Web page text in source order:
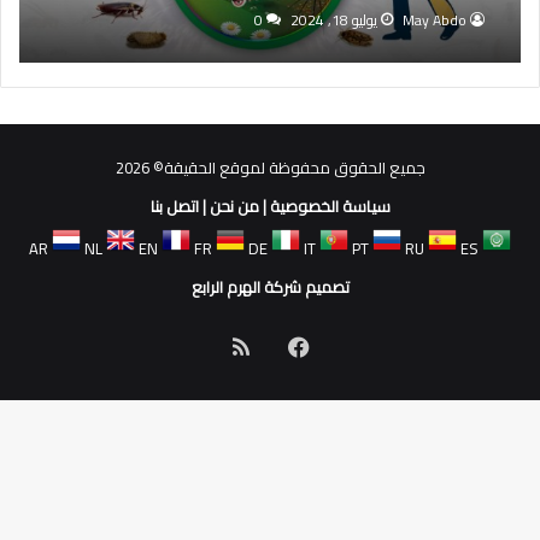
May Abdo يوليو 18, 2024 0
جميع الحقوق محفوظة لموقع الحقيقة© 2026
سياسة الخصوصية|من نحن|اتصل بنا
AR
NL EN FR DE IT PT RU
ES
تصميم شركة الهرم الرابع
فيسبوك
الموقع